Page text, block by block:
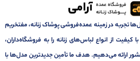
تجربه در زمینه عمده‌فروشی پوشاک زنانه، مفتخریم
کیفیت از انواع لباس‌های زنانه را به فروشگاه‌داران،
ارائه می‌دهیم. هدف ما تأمین جدیدترین مدل‌ها با